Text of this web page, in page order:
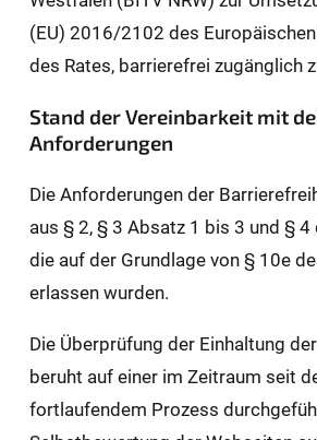
(EU) 2016/2102 des
des Rates, barrierefrei zugänglich
Stand der Vereinbarkeit mit
Anforderungen
Die Anforderungen der
aus § 2, § 3 Absatz 1 bis 3 und § 4
die auf der Grundlage von § 10e
erlassen wurden.
Die Überprüfung der Einhaltung
beruht auf einer im Zeitraum seit
fortlaufendem Prozess